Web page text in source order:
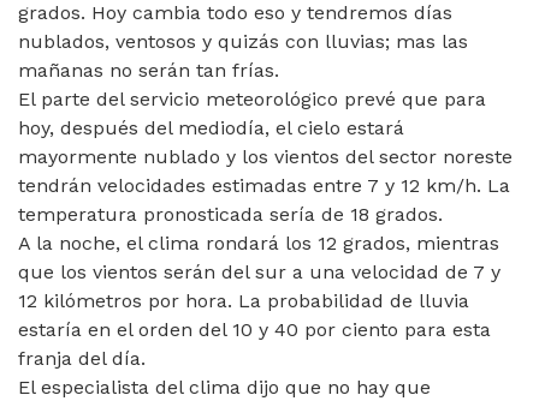
grados. Hoy cambia todo eso y tendremos días
nublados, ventosos y quizás con lluvias; mas las
mañanas no serán tan frías.
El parte del servicio meteorológico prevé que para
hoy, después del mediodía, el cielo estará
mayormente nublado y los vientos del sector noreste
tendrán velocidades estimadas entre 7 y 12 km/h. La
temperatura pronosticada sería de 18 grados.
A la noche, el clima rondará los 12 grados, mientras
que los vientos serán del sur a una velocidad de 7 y
12 kilómetros por hora. La probabilidad de lluvia
estaría en el orden del 10 y 40 por ciento para esta
franja del día.
El especialista del clima dijo que no hay que